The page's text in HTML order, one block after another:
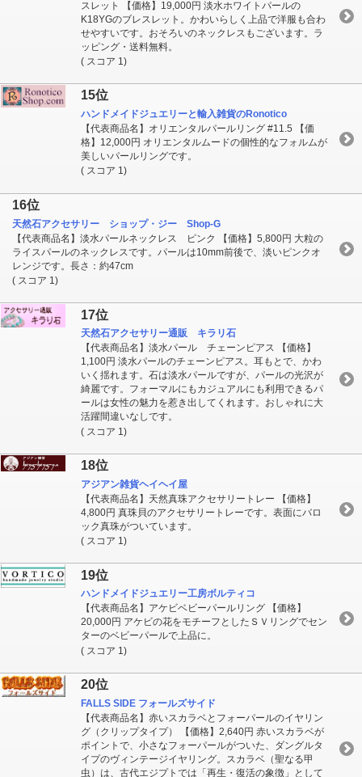
スレット 【価格】19,000円 淡水ホワイトパールの
K18YGのブレスレット。かわいらしく上品で洋服も合わ
せやすいです。おそろいのネックレスもございます。ラ
ッピング・送料無料。
( スコア 1)
15位
ハンドメイドジュエリーと輸入雑貨のRonotico
【代表商品名】オリエンタルパールリング #11.5 【価
格】12,000円 オリエンタルムードの個性的なフォルムが
美しいパールリングです。
( スコア 1)
16位
天然石アクセサリー ショップ・ジー Shop-G
【代表商品名】淡水パールネックレス ピンク 【価格】5,800円 大粒の
ライスパールのネックレスです。パールは10mm前後で、淡いピンクオ
レンジです。長さ：約47cm
( スコア 1)
17位
天然石アクセサリー通販 キラリ石
【代表商品名】淡水パール チェーンピアス 【価格】
1,100円 淡水パールのチェーンピアス。耳もとで、かわ
いく揺れます。石は淡水パールですが、パールの光沢が
綺麗です。フォーマルにもカジュアルにも利用できるパ
ールは女性の魅力を惹き出してくれます。おしゃれに大
活躍間違いなしです。
( スコア 1)
18位
アジアン雑貨ヘイヘイ屋
【代表商品名】天然真珠アクセサリートレー 【価格】
4,800円 真珠貝のアクセサリートレーです。表面にバロ
ック真珠がついています。
( スコア 1)
19位
ハンドメイドジュエリー工房ボルティコ
【代表商品名】アケビベビーパールリング 【価格】
20,000円 アケビの花をモチーフとしたＳＶリングでセン
ターのベビーパールで上品に。
( スコア 1)
20位
FALLS SIDE フォールズサイド
【代表商品名】赤いスカラベとフォーパールのイヤリン
グ（クリップタイプ） 【価格】2,640円 赤いスカラベが
ポイントで、小さなフォーパールがついた、ダングルタ
イプのヴィンテージイヤリング。スカラベ（聖なる甲
虫）は、古代エジプトでは「再生・復活の象徴」として